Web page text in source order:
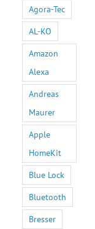
Agora-Tec
AL-KO
Amazon
Alexa
Andreas
Maurer
Apple
HomeKit
Blue Lock
Bluetooth
Bresser